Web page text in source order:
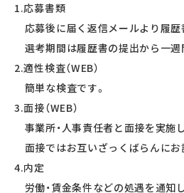
1.応募書類
応募後に届く返信メールより履歴
選考期間は履歴書の提出から一週
2.適性検査（WEB）
簡単な検査です。
3.面接（WEB）
事業所・人事責任者と面接を実施し
面接ではお互いざっくばらんにお
4.内定
労働・賃金条件などの処遇を通知し